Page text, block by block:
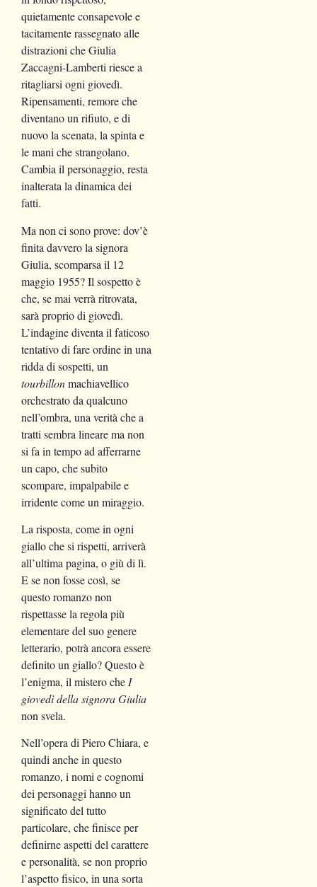
quietamente consapevole e
tacitamente rassegnato alle
distrazioni che Giulia
Zaccagni-Lamberti riesce a
ritagliarsi ogni giovedì.
Ripensamenti, remore che
diventano un rifiuto, e di
nuovo la scenata, la spinta e
le mani che strangolano.
Cambia il personaggio, resta
inalterata la dinamica dei
fatti.
Ma non ci sono prove: dov’è
finita davvero la signora
Giulia, scomparsa il 12
maggio 1955? Il sospetto è
che, se mai verrà ritrovata,
sarà proprio di giovedì.
L’indagine diventa il faticoso
tentativo di fare ordine in una
ridda di sospetti, un
tourbillonmachiavellico
orchestrato da qualcuno
nell’ombra, una verità che a
tratti sembra lineare ma non
si fa in tempo ad afferrarne
un capo, che subito
scompare, impalpabile e
irridente come un miraggio.
La risposta, come in ogni
giallo che si rispetti, arriverà
all’ultima pagina, o giù di lì.
E se non fosse così, se
questo romanzo non
rispettasse la regola più
elementare del suo genere
letterario, potrà ancora essere
definito un giallo? Questo è
l’enigma, il mistero che I
giovedì della signora Giulia
non svela.
Nell’opera di Piero Chiara, e
quindi anche in questo
romanzo, i nomi e cognomi
dei personaggi hanno un
significato del tutto
particolare, che finisce per
definirne aspetti del carattere
e personalità, se non proprio
l’aspetto fisico, in una sorta